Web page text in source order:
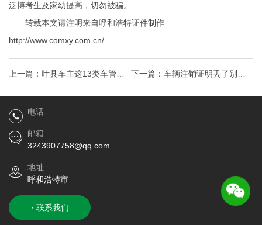
泛博考生及家幼提高，切勿被骗。
转载本文请注明来自呼和浩特证件制作
http://www.comxy.com.cn/
上一篇： 叶县车主这13类车管业
务可代办！
下一篇： 车辆注销证明丢了别着
急！1日补办攻略来了
电话
邮箱
3243907758@qq.com
地址
呼和浩特市
· 联系我们